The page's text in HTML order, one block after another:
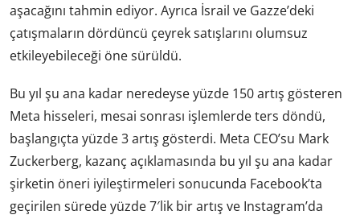
aşacağını tahmin ediyor. Ayrıca İsrail ve Gazze’deki
çatışmaların dördüncü çeyrek satışlarını olumsuz
etkileyebileceği öne sürüldü.
Bu yıl şu ana kadar neredeyse yüzde 150 artış gösteren
Meta hisseleri, mesai sonrası işlemlerde ters döndü,
başlangıçta yüzde 3 artış gösterdi. Meta CEO’su Mark
Zuckerberg, kazanç açıklamasında bu yıl şu ana kadar
şirketin öneri iyileştirmeleri sonucunda Facebook’ta
geçirilen sürede yüzde 7′lik bir artış ve Instagram’da